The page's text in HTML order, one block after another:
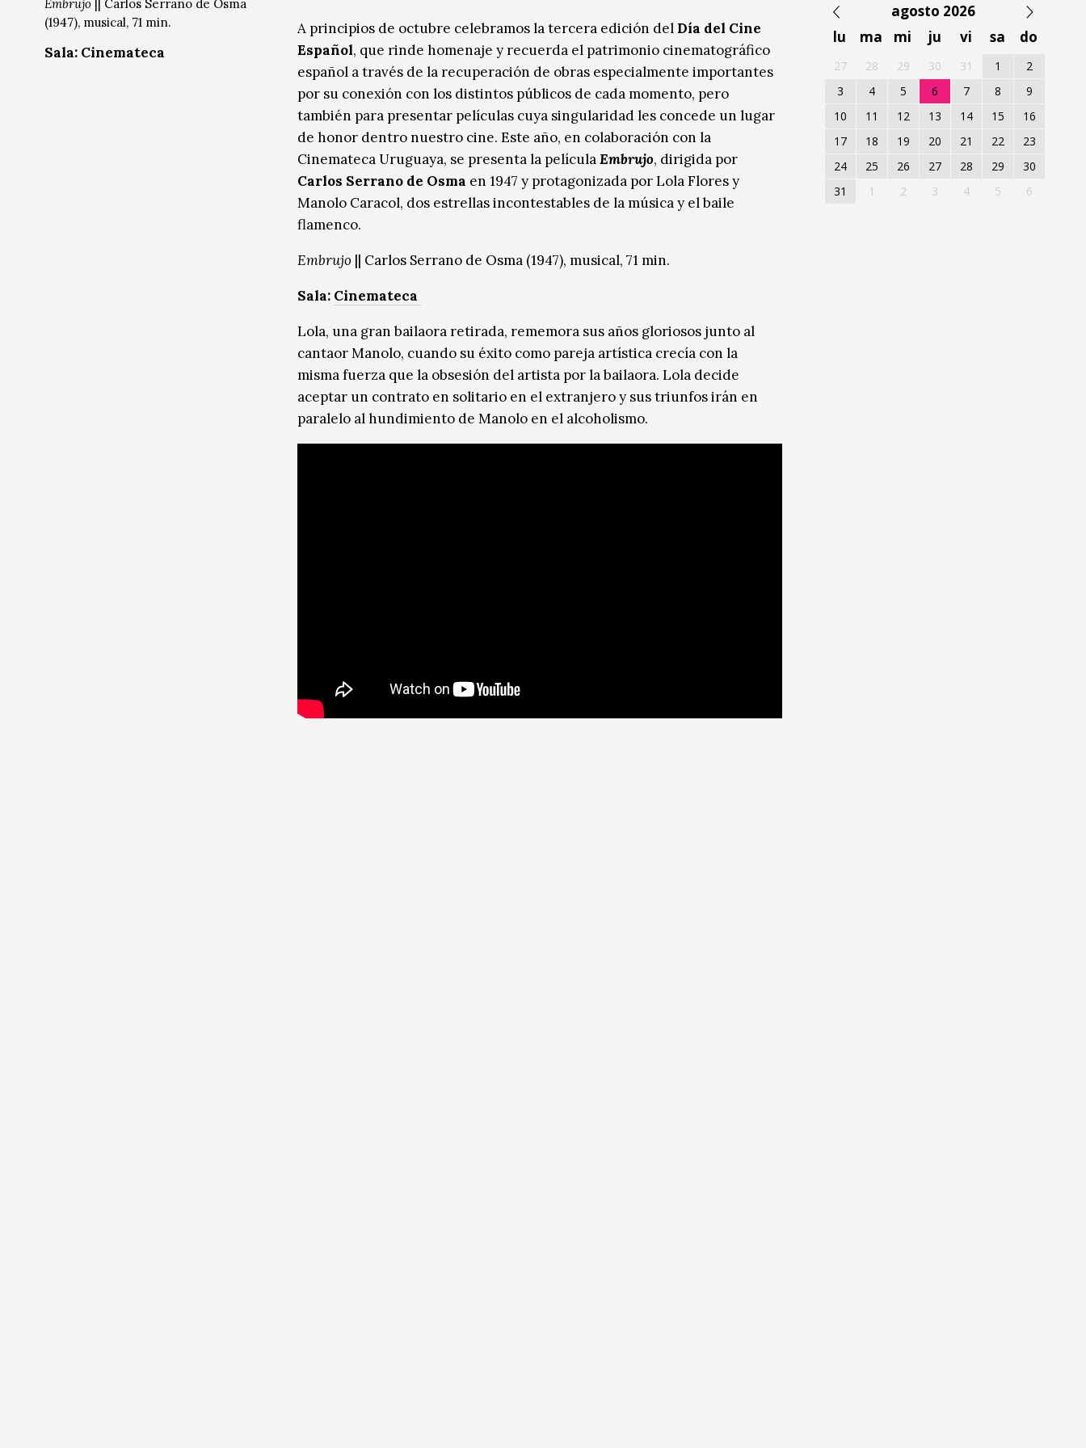
MúsicaMúsica
Sin categoríaSin categoría
A principios de octubre celebramos la tercera edición del Día del Cine
Español, que rinde homenaje y recuerda el patrimonio cinematográfico
español a través de la recuperación de obras especialmente importantes
por su conexión con los distintos públicos de cada momento, pero
también para presentar películas cuya singularidad les concede un lugar
de honor dentro nuestro cine. Este año, en colaboración con la
Cinemateca Uruguaya, se presenta la películaEmbrujo, dirigida por
Carlos Serrano de Osma en 1947 y protagonizada por Lola Flores y
Manolo Caracol, dos estrellas incontestables de la música y el baile
flamenco.
Embrujo || Carlos Serrano de Osma (1947), musical, 71 min.
Sala: Cinemateca
Lola, una gran bailaora retirada, rememora sus años gloriosos junto al
cantaor Manolo, cuando su éxito como pareja artística crecía con la
misma fuerza que la obsesión del artista por la bailaora. Lola decide
aceptar un contrato en solitario en el extranjero y sus triunfos irán en
paralelo al hundimiento de Manolo en el alcoholismo.
Embrujo
|| Carlos Serrano de Osma
(1947), musical, 71 min.
Sala: Cinemateca
agosto 2026
lu
ma mi ju vi sa do
27 28 29 30 31 1
2
3
4 5 6 7 8
9
10
11 12 13 14 15
16
17
18 19 20 21 22
23
24
25 26 27 28 29
30
31
1 2 3 4 5 6